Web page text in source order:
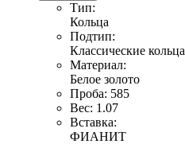
Тип:
Кольца
Подтип:
Классические кольца
Материал:
Белое золото
Проба: 585
Вес: 1.07
Вставка:
ФИАНИТ